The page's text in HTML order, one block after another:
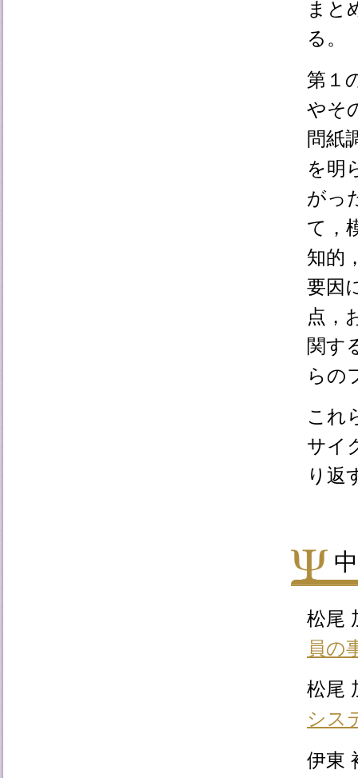
まと
る。
第１
やそ
問紙
を明
がっ
て，
知的
要因
点，
関す
らの
これ
サイ
り返
松尾
員の
松尾
シス
伊東